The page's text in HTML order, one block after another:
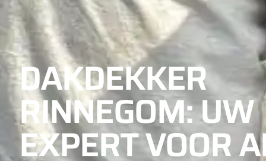
DAKDEKKER
RINNEGOM: UW
EXPERT VOOR